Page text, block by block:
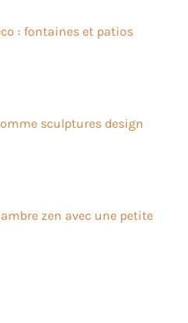
: fontaines et patios
sculptures design
zen avec une petite